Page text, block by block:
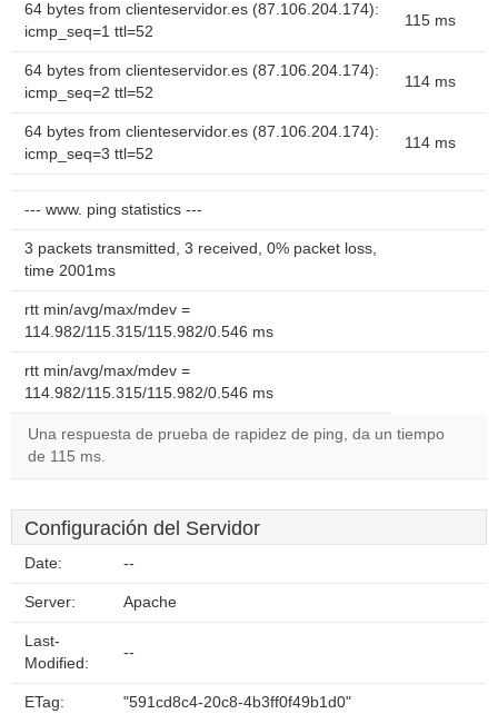
64 bytes from clienteservidor.es (87.106.204.174):
icmp_seq=1 ttl=52
115 ms
64 bytes from clienteservidor.es (87.106.204.174):
icmp_seq=2 ttl=52
114 ms
64 bytes from clienteservidor.es (87.106.204.174):
icmp_seq=3 ttl=52
114 ms
--- www. ping statistics ---
3 packets transmitted, 3 received, 0% packet loss,
time 2001ms
rtt min/avg/max/mdev =
114.982/115.315/115.982/0.546 ms
rtt min/avg/max/mdev =
114.982/115.315/115.982/0.546 ms
Una respuesta de prueba de rapidez de ping, da un tiempo
de 115 ms.
Configuración del Servidor
Date: --
Server: Apache
Last-
Modified:
--
ETag: "591cd8c4-20c8-4b3ff0f49b1d0"